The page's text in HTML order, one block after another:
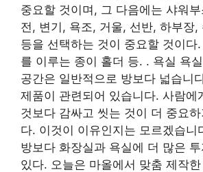
중요할 것이며, 그 다음에는 샤워
전, 변기, 욕조, 거울, 선반, 하부장,
등을 선택하는 것이 중요할 것이다
를 이루는 종이 홀더 등. . 욕실 욕
공간은 일반적으로 방보다 넓습니
제품이 관련되어 있습니다. 사람에
것보다 감싸고 씻는 것이 더 중요
다. 이것이 이유인지는 모르겠습니
방보다 화장실과 욕실에 더 많은
있다. 오늘은 마올에서 맞춤 제작